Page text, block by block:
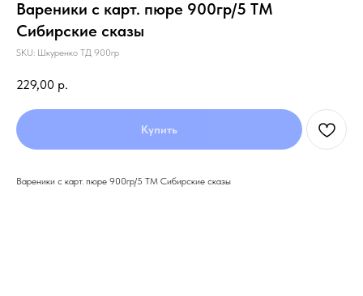
Вареники с карт. пюре 900гр/5 ТМ
Сибирские сказы
SKU: Шкуренко ТД 900гр
229,00 р.
Купить
Вареники с карт. пюре 900гр/5 ТМ Сибирские сказы